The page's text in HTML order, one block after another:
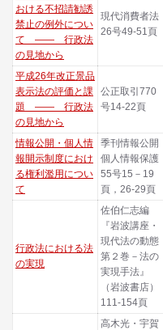
おける不招請勧誘
禁止の例外につい
て ―― 行政法
の見地から
現代消費者法
26号49-51頁
平成26年改正景品
表示法の評価と課
題 ―― 行政法
の見地から
公正取引770
号14-22頁
情報公開・個人情
報開示制度におけ
る権利濫用につい
て
季刊情報公開
個人情報保護
55号15－19
頁，26-29頁
行政法における法
の実現
佐伯仁志編
『岩波講座・
現代法の動態
第２巻－法の
実現手法』
（岩波書店）
111-154頁
高木光・宇賀